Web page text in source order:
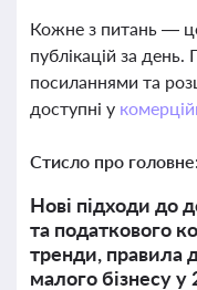
Кожне з питань —
публікацій за
посиланнями та
доступні у
Стисло про головне:
Нові підходи до
та податкового
тренди, правила
малого бізнесу у